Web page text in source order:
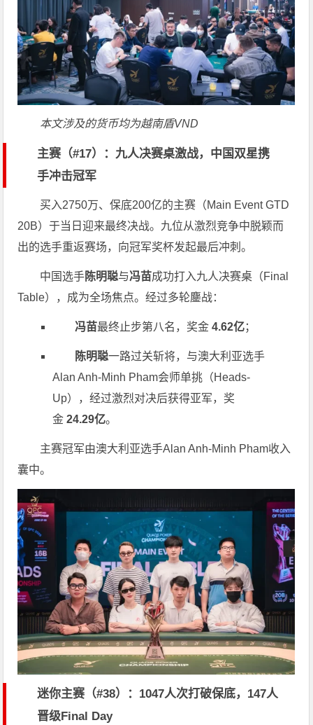
本文涉及的货币均为越南盾VND
主赛（#17）：九人决赛桌激战，中国双星携
手冲击冠军
买入2750万、保底200亿的主赛（Main Event GTD
20B）于当日迎来最终决战。九位从激烈竞争中脱颖而
出的选手重返赛场，向冠军奖杯发起最后冲刺。
中国选手陈明聪与冯苗成功打入九人决赛桌（Final
Table），成为全场焦点。经过多轮鏖战：
冯苗最终止步第八名，奖金4.62亿；
陈明聪一路过关斩将，与澳大利亚选手
Alan Anh-Minh Pham会师单挑（Heads-
Up），经过激烈对决后获得亚军，奖
金24.29亿。
主赛冠军由澳大利亚选手Alan Anh-Minh Pham收入
囊中。
迷你主赛（#38）：1047人次打破保底，147人
晋级Final Day